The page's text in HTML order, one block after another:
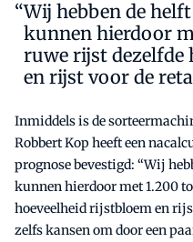
Wij hebben de
kunnen hierdoor
ruwe rijst dezelfde
en rijst voor de
Inmiddels is de
Robbert Kop heeft een
prognose bevestigd: “Wij
kunnen hierdoor met 1.200
hoeveelheid rijstbloem en
zelfs kansen om door een